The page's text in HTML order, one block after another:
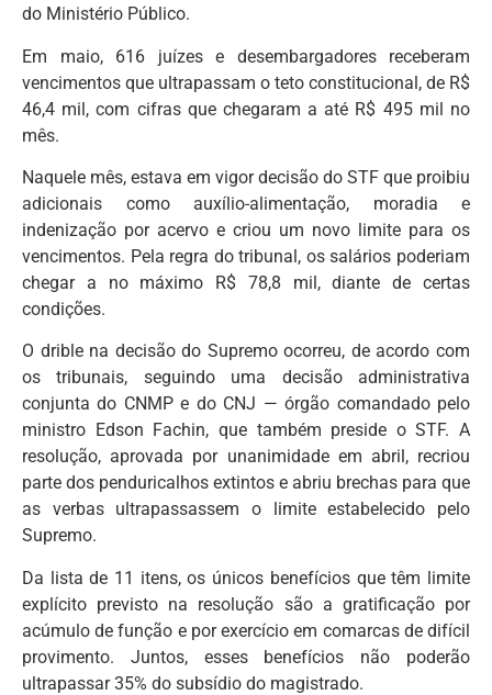
do Ministério Público.
Em maio, 616 juízes e desembargadores receberam
vencimentos que ultrapassam o teto constitucional, de R$
46,4 mil, com cifras que chegaram a até R$ 495 mil no
mês.
Naquele mês, estava em vigor decisão do STF que proibiu
adicionais como auxílio-alimentação, moradia e
indenização por acervo e criou um novo limite para os
vencimentos. Pela regra do tribunal, os salários poderiam
chegar a no máximo R$ 78,8 mil, diante de certas
condições.
O drible na decisão do Supremo ocorreu, de acordo com
os tribunais, seguindo uma decisão administrativa
conjunta do CNMP e do CNJ — órgão comandado pelo
ministro Edson Fachin, que também preside o STF. A
resolução, aprovada por unanimidade em abril, recriou
parte dos penduricalhos extintos e abriu brechas para que
as verbas ultrapassassem o limite estabelecido pelo
Supremo.
Da lista de 11 itens, os únicos benefícios que têm limite
explícito previsto na resolução são a gratificação por
acúmulo de função e por exercício em comarcas de difícil
provimento. Juntos, esses benefícios não poderão
ultrapassar 35% do subsídio do magistrado.